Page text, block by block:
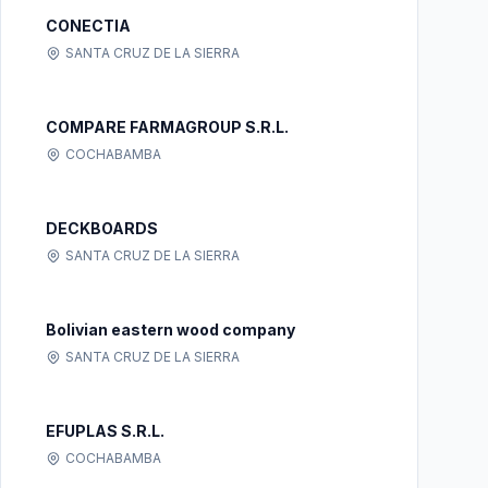
CONECTIA
SANTA CRUZ DE LA SIERRA
COMPARE FARMAGROUP S.R.L.
COCHABAMBA
DECKBOARDS
SANTA CRUZ DE LA SIERRA
Bolivian eastern wood company
SANTA CRUZ DE LA SIERRA
EFUPLAS S.R.L.
COCHABAMBA